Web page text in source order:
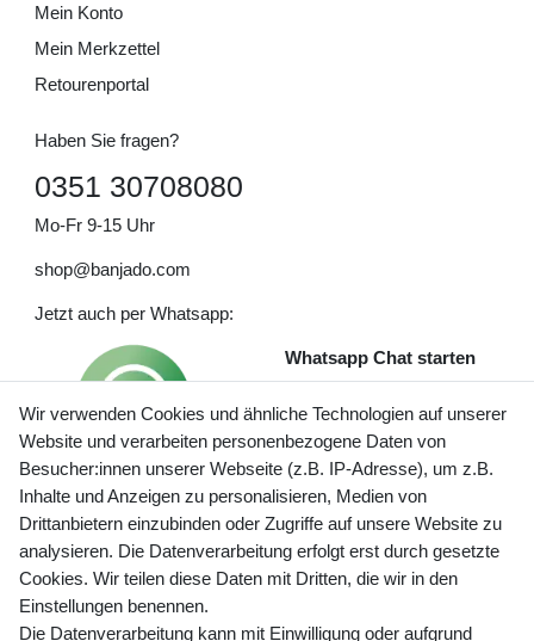
Mein Konto
Mein Merkzettel
Retourenportal
Haben Sie fragen?
0351 30708080
Mo-Fr 9-15 Uhr
shop@banjado.com
Jetzt auch per Whatsapp:
Whatsapp Chat starten
Preisangaben inkl. gesetzl. MwSt. und zzgl. Service- und
Versandkosten
Wir verwenden Cookies und ähnliche Technologien auf unserer
Website und verarbeiten personenbezogene Daten von
Besucher:innen unserer Webseite (z.B. IP-Adresse), um z.B.
Inhalte und Anzeigen zu personalisieren, Medien von
Drittanbietern einzubinden oder Zugriffe auf unsere Website zu
analysieren. Die Datenverarbeitung erfolgt erst durch gesetzte
Cookies. Wir teilen diese Daten mit Dritten, die wir in den
Einstellungen benennen.
Die Datenverarbeitung kann mit Einwilligung oder aufgrund